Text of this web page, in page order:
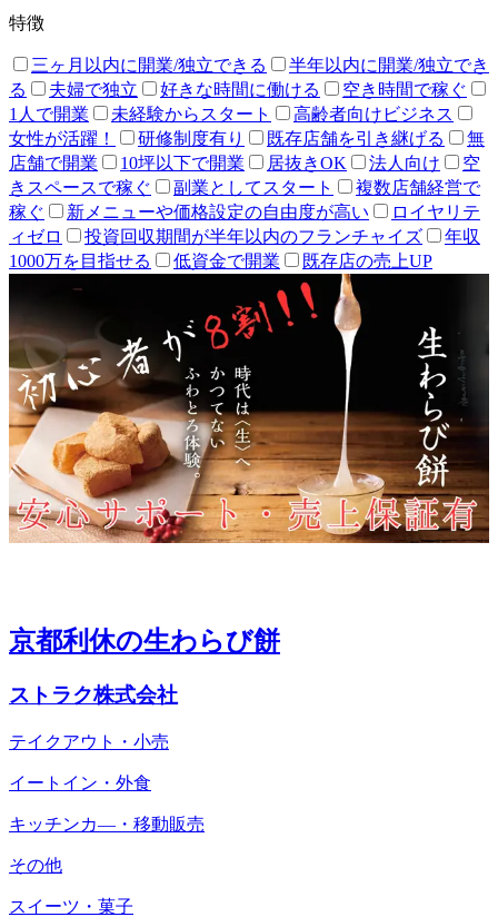
特徴
三ヶ月以内に開業/独立できる
半年以内に開業/独立でき
る
夫婦で独立 好きな時間に働ける
空き時間で稼ぐ
1人で開業
未経験からスタート
高齢者向けビジネス
女性が活躍！
研修制度有り 既存店舗を引き継げる
無
店舗で開業
10坪以下で開業 居抜きOK 法人向け
空
きスペースで稼ぐ
副業としてスタート
複数店舗経営で
稼ぐ
新メニューや価格設定の自由度が高い
ロイヤリテ
ィゼロ
投資回収期間が半年以内のフランチャイズ
年収
1000万を目指せる
低資金で開業 既存店の売上UP
京都利休の生わらび餅
ストラク株式会社
テイクアウト・小売
イートイン・外食
キッチンカ―・移動販売
その他
スイーツ・菓子